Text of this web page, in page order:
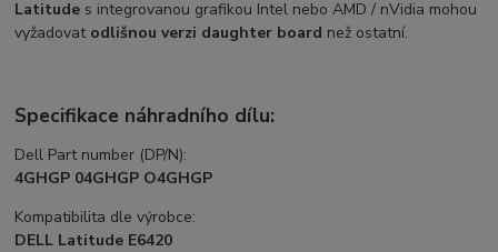
Latitude s integrovanou grafikou Intel nebo AMD / nVidia mohou
vyžadovat odlišnou verzi daughter board než ostatní.
Specifikace náhradního dílu:
Dell Part number (DP/N):
4GHGP 04GHGP O4GHGP
Kompatibilita dle výrobce:
DELL Latitude E6420